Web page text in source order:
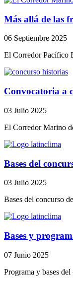
Más allá de las
06 Septiembre 2025
El Corredor Pacífico
Convocatoria a
03 Julio 2025
El Corredor Marino
Bases del
03 Julio 2025
Bases del concurso
Bases y
07 Junio 2025
Programa y bases